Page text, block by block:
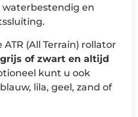
en
(All Terrain) rollator
of zwart en altijd
kunt u ook
lila, geel, zand of